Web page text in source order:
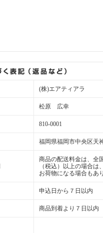
(株)エアティアラ
松原 広幸
810-0001
福岡県福岡市中央区天
商品の配送料金は、全
（税込）以上の場合
お荷物になる場合もあ
申込日から７日以内
商品到着より７日以内